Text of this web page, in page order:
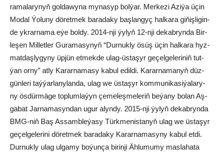
ra­ma­la­ry­nyň gol­da­wy­na my­na­syp bol­ýar. Mer­ke­zi Azi­ýa üçin
Mo­dal Ýo­lu­ny dö­ret­mek ba­ra­da­ky baş­lan­gyç hal­ka­ra gi­ňiş­li­gin­
de yk­rar­na­ma eýe bol­dy. 2014-nji ýy­lyň 12-nji de­kab­ryn­da Bir­
le­şen Mil­let­ler Gu­ra­ma­sy­nyň “Dur­nuk­ly ösüş üçin hal­ka­ra hyz­
mat­daş­ly­gy­ny üp­jün et­mek­de ulag-üs­ta­şyr ge­çel­ge­le­ri­niň tut­
ýan or­ny” at­ly Ka­rar­na­ma­sy ka­bul edil­di. Ka­rar­na­ma­nyň düz­
gün­le­ri taý­ýar­la­ny­lan­da, ulag we üs­ta­şyr kom­mu­ni­ka­si­ýa­la­ry­
ny ös­dür­mä­ge top­lum­la­ýyn çe­me­leş­me­le­riň be­ýa­ny bo­lan Aş­
ga­bat Jar­na­ma­syn­dan ugur alyn­dy. 2015-nji ýy­lyň de­kab­ryn­da
BMG-niň Baş As­samb­le­ýa­sy Türk­me­nis­ta­nyň ulag we üs­ta­şyr
ge­çel­ge­le­ri­ni dö­ret­mek ba­ra­da­ky Ka­rar­na­ma­sy­ny ka­bul et­di.
Dur­nuk­ly ulag ul­ga­my bo­ýun­ça bi­rin­ji Äh­lu­mu­my mas­la­ha­ta